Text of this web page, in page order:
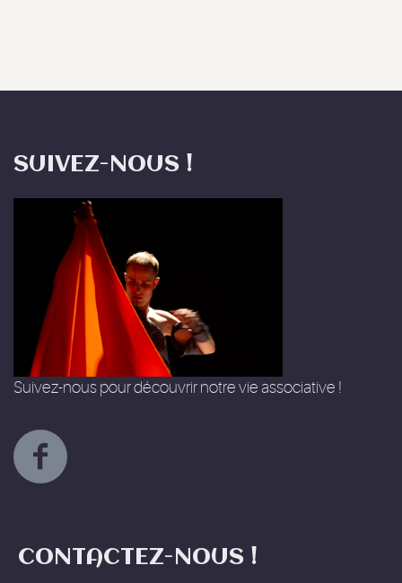
SUIVEZ-NOUS !
Suivez-nous pour découvrir notre vie associative !
CONTACTEZ-NOUS !